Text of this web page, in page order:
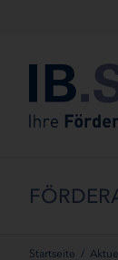
Startseite /